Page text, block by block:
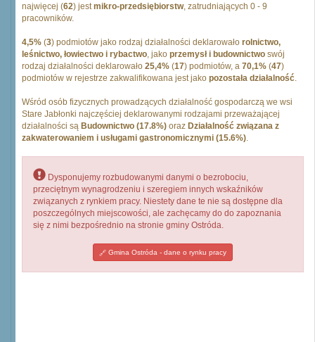
najwięcej (62) jestmikro-przedsiębiorstw, zatrudniających 0 - 9
pracowników.
4,5% (3) podmiotów jako rodzaj działalności deklarowało rolnictwo,
leśnictwo, łowiectwo i rybactwo, jako przemysł i budownictwo swój
rodzaj działalności deklarowało 25,4% (17) podmiotów, a 70,1% (47)
podmiotów w rejestrze zakwalifikowana jest jako pozostała działalność.
Wśród osób fizycznych prowadzących działalność gospodarczą we wsi
Stare Jabłonki najczęściej deklarowanymi rodzajami przeważającej
działalności są Budownictwo (17.8%) oraz Działalność związana z
zakwaterowaniem i usługami gastronomicznymi (15.6%).
Dysponujemy rozbudowanymi danymi o bezrobociu,
przeciętnym wynagrodzeniu i szeregiem innych wskaźników
związanych z rynkiem pracy. Niestety dane te nie są dostępne dla
poszczególnych miejscowości, ale zachęcamy do do zapoznania
się z nimi bezpośrednio na stronie gminy Ostróda.
Gmina Ostróda - dane o rynku pracy